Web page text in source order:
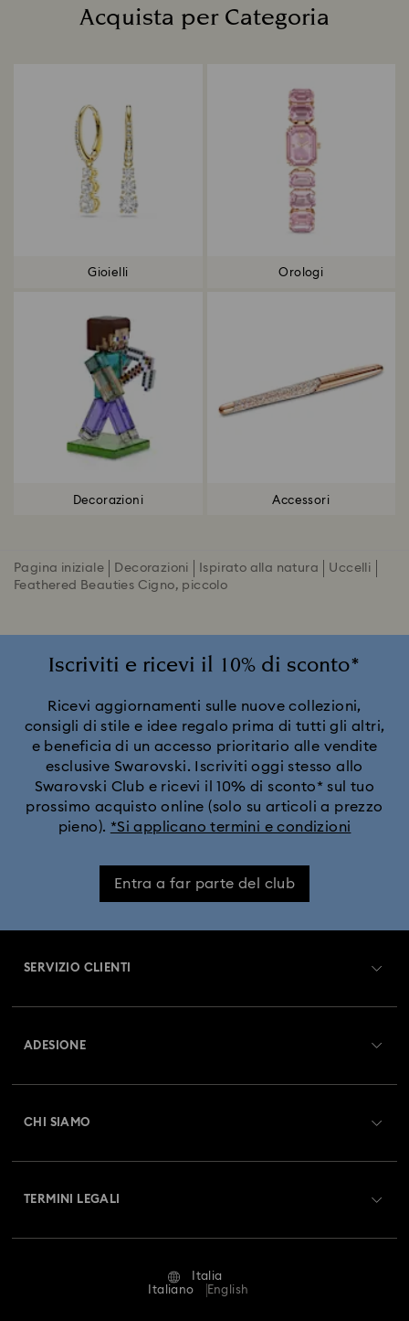
Acquista per Categoria
Gioielli Orologi
Decorazioni Accessori
Pagina iniziale Decorazioni Ispirato alla natura
Uccelli
Feathered Beauties Cigno, piccolo
Iscriviti e ricevi il 10% di sconto*
Ricevi aggiornamenti sulle nuove collezioni,
consigli di stile e idee regalo prima di tutti gli altri,
e beneficia di un accesso prioritario alle vendite
esclusive Swarovski. Iscriviti oggi stesso allo
Swarovski Club e ricevi il 10% di sconto* sul tuo
prossimo acquisto online (solo su articoli a prezzo
pieno). *Si applicano termini e condizioni
Entra a far parte del club
SERVIZIO CLIENTI
Resi & Cambi
Stato della riparazione
ADESIONE
CHI SIAMO
TERMINI LEGALI
Italia
Italiano
English